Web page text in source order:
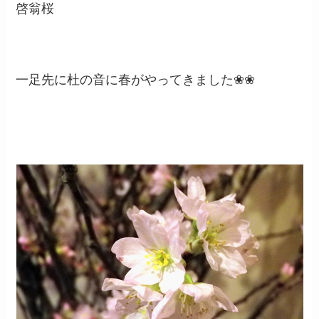
啓翁桜
一足先に杜の音に春がやってきました❀❀